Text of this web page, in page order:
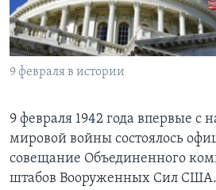
Learning English
СОЦИАЛЬНЫЕ СЕТИ
Языки
9 февраля в истории
9 февраля 1942 года впервые с
мировой войны состоялось
совещание Объединенного
штабов Вооруженных Сил США.